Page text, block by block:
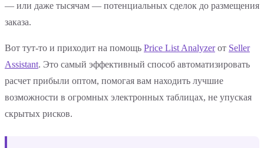
— или даже тысячам — потенциальных сделок до размещения
заказа.
Вот тут-то и приходит на помощь Price List Analyzerот Seller
Assistant. Это самый эффективный способ автоматизировать
расчет прибыли оптом, помогая вам находить лучшие
возможности в огромных электронных таблицах, не упуская
скрытых рисков.